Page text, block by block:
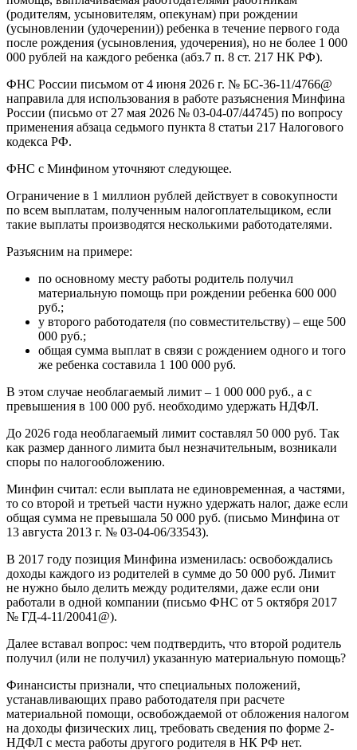
(родителям, усыновителям, опекунам) при рождении
(усыновлении (удочерении)) ребенка в течение первого года
после рождения (усыновления, удочерения), но не более 1 000
000 рублей на каждого ребенка (абз.7 п. 8 ст. 217 НК РФ).
ФНС России письмом от 4 июня 2026 г. № БС-36-11/4766@
направила для использования в работе разъяснения Минфина
России (письмо от 27 мая 2026 № 03-04-07/44745) по вопросу
применения абзаца седьмого пункта 8 статьи 217 Налогового
кодекса РФ.
ФНС с Минфином уточняют следующее.
Ограничение в 1 миллион рублей действует в совокупности
по всем выплатам, полученным налогоплательщиком, если
такие выплаты производятся несколькими работодателями.
Разъясним на примере:
по основному месту работы родитель получил
материальную помощь при рождении ребенка 600 000
руб.;
у второго работодателя (по совместительству) – еще 500
000 руб.;
общая сумма выплат в связи с рождением одного и того
же ребенка составила 1 100 000 руб.
В этом случае необлагаемый лимит – 1 000 000 руб., а с
превышения в 100 000 руб. необходимо удержать НДФЛ.
До 2026 года необлагаемый лимит составлял 50 000 руб. Так
как размер данного лимита был незначительным, возникали
споры по налогообложению.
Минфин считал: если выплата не единовременная, а частями,
то со второй и третьей части нужно удержать налог, даже если
общая сумма не превышала 50 000 руб. (письмо Минфина от
13 августа 2013 г. № 03-04-06/33543).
В 2017 году позиция Минфина изменилась: освобождались
доходы каждого из родителей в сумме до 50 000 руб. Лимит
не нужно было делить между родителями, даже если они
работали в одной компании (письмо ФНС от 5 октября 2017
№ ГД-4-11/20041@).
Далее вставал вопрос: чем подтвердить, что второй родитель
получил (или не получил) указанную материальную помощь?
Финансисты признали, что специальных положений,
устанавливающих право работодателя при расчете
материальной помощи, освобождаемой от обложения налогом
на доходы физических лиц, требовать сведения по форме 2-
НДФЛ с места работы другого родителя в НК РФ нет.